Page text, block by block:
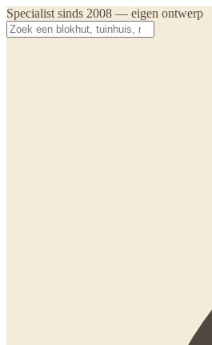
Specialist sinds 2008 — eigen ontwerp